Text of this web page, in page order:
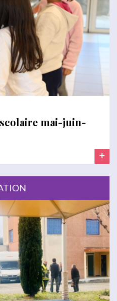
mai-juin-
+